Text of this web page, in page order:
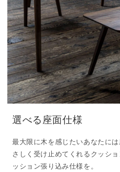
選べる座面仕様
最大限に木を感じたいあなたに
さしく受け止めてくれるクッシ
ッション張り込み仕様を。